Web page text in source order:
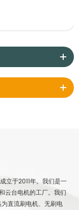
立于2011年。我们是一
云台电机的工厂。我们
直流刷电机、无刷电